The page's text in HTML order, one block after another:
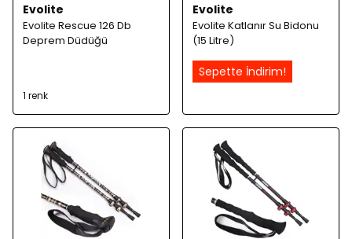
Evolite
Evolite Rescue 126 Db
Deprem Düdüğü
1 renk
Evolite
Evolite Katlanır Su Bidonu
(15 Litre)
Sepette İndirim!